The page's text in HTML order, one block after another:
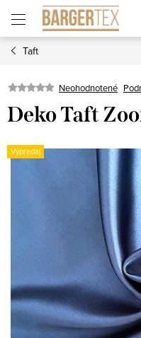
obsah
Taft
Neohodnotené
Deko Taft
Výpredaj